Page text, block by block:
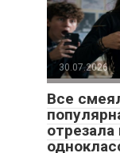
30.07.2026
Все